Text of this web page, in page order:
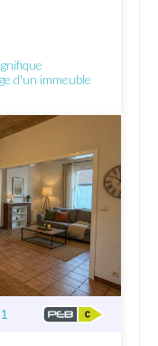
d'un immeuble
1